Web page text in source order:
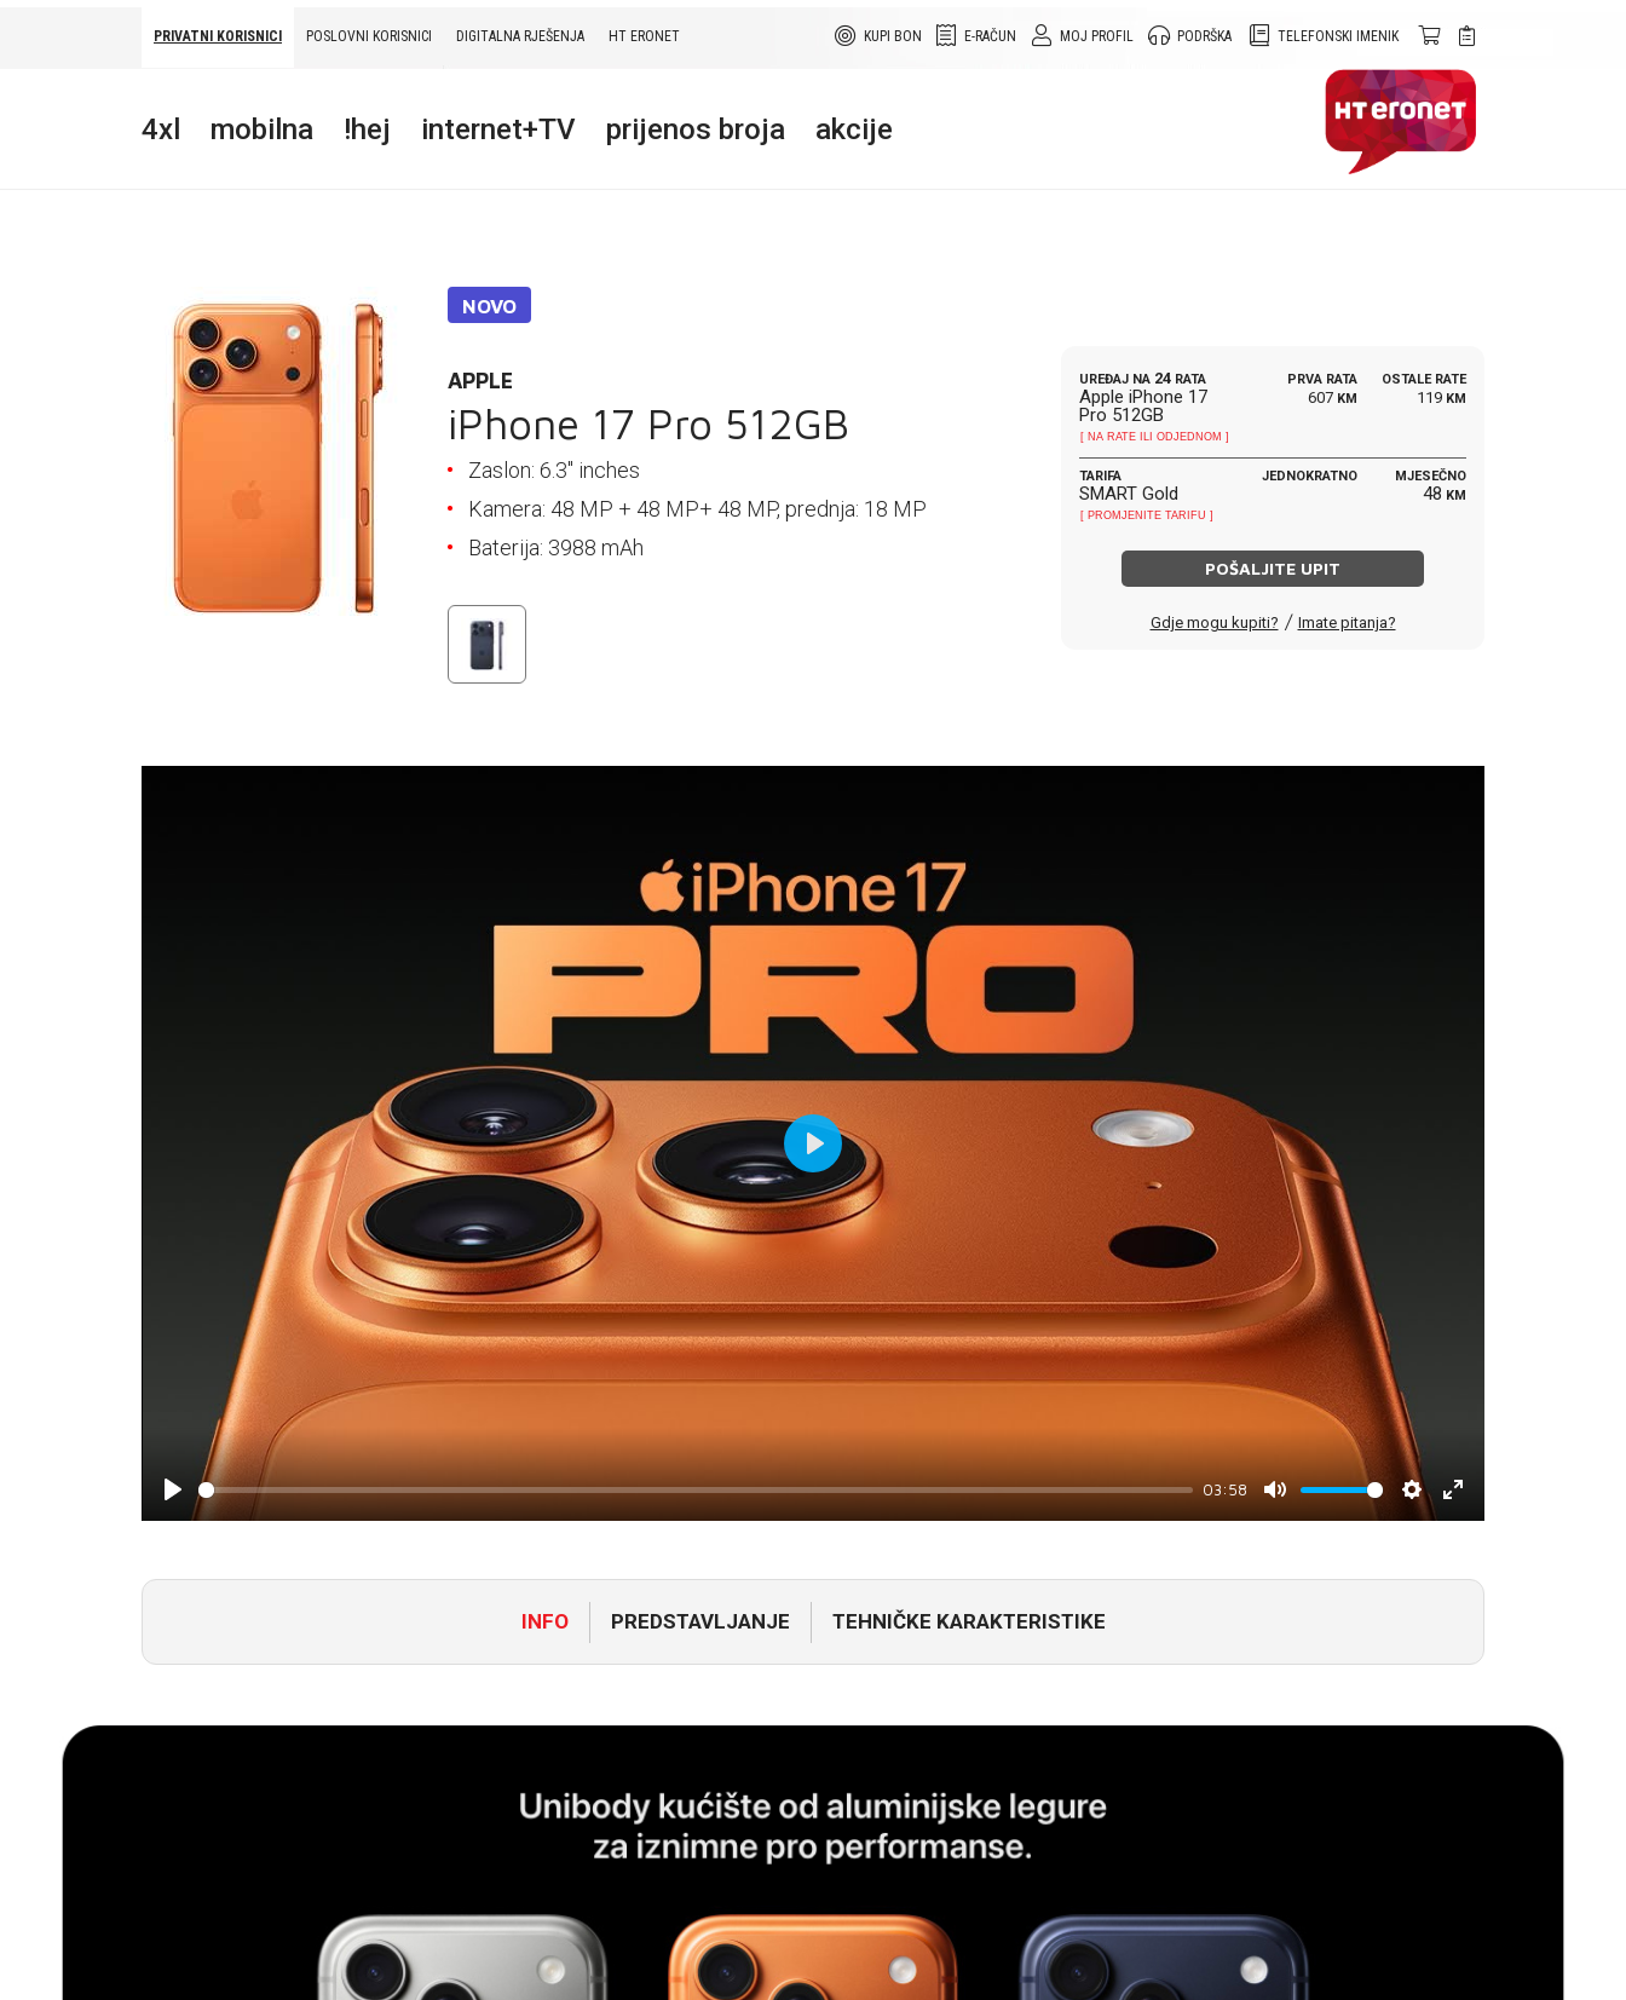
TELEFONSKI IMENIK
PODRŠKA
MOJ PROFIL
E-RAČUN
KUPI BON
PRIVATNI KORISNICI POSLOVNI KORISNICI DIGITALNA RJEŠENJA HT ERONET
4xl mobilna !hej internet+TV prijenos broja akcije
NOVO
APPLE
iPhone 17 Pro 512GB
Zaslon: 6.3'' inches
Kamera: 48 MP + 48 MP+ 48 MP, prednja: 18 MP
Baterija: 3988 mAh
UREĐAJ NA 24 RATA
Apple iPhone 17
Pro 512GB
[ NA RATE ILI ODJEDNOM ]
PRVA RATA
607 KM
OSTALE RATE
119 KM
TARIFA
SMART Gold
[ PROMJENITE TARIFU ]
JEDNOKRATNO MJESEČNO
48 KM
POŠALJITE UPIT
Gdje mogu kupiti? / Imate pitanja?
Play
03:58
Mute Settings
Enter
Play
INFO PREDSTAVLJANJE TEHNIČKE KARAKTERISTIKE